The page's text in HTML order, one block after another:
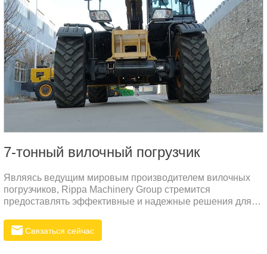
7-тонный вилочный погрузчик
Являясь ведущим мировым производителем вилочных
погрузчиков, Rippa Machinery Group стремится
предоставлять эффективные и надежные решения для
погрузчикное оборудование на мировом рынке. Наш
новейший вилочный погрузчик Rippa стал одним из
Связаться сейчас